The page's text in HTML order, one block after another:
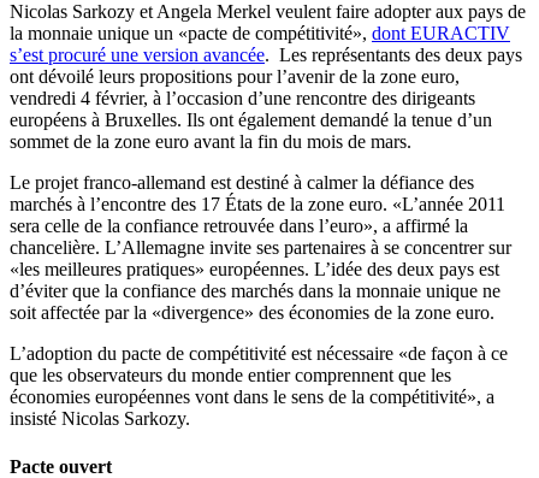
Nicolas Sarkozy et Angela Merkel veulent faire adopter aux pays de
la monnaie unique un «pacte de compétitivité», dont EURACTIV
s’est procuré une version avancée. Les représentants des deux pays
ont dévoilé leurs propositions pour l’avenir de la zone euro,
vendredi 4 février, à l’occasion d’une rencontre des dirigeants
européens à Bruxelles. Ils ont également demandé la tenue d’un
sommet de la zone euro avant la fin du mois de mars.
Le projet franco-allemand est destiné à calmer la défiance des
marchés à l’encontre des 17 États de la zone euro. «L’année 2011
sera celle de la confiance retrouvée dans l’euro», a affirmé la
chancelière. L’Allemagne invite ses partenaires à se concentrer sur
«les meilleures pratiques» européennes. L’idée des deux pays est
d’éviter que la confiance des marchés dans la monnaie unique ne
soit affectée par la «divergence» des économies de la zone euro.
L’adoption du pacte de compétitivité est nécessaire «de façon à ce
que les observateurs du monde entier comprennent que les
économies européennes vont dans le sens de la compétitivité», a
insisté Nicolas Sarkozy.
Pacte ouvert